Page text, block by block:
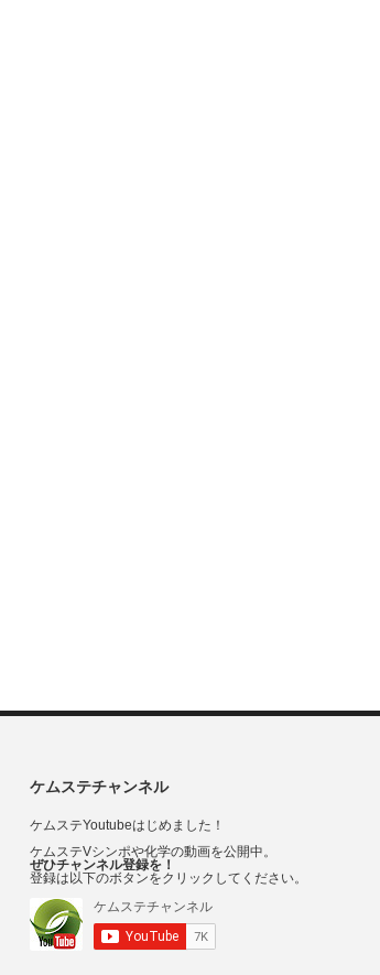
ケムステチャンネル
ケムステYoutubeはじめました！
ケムステVシンポや化学の動画を公開中。
ぜひチャンネル登録を！
登録は以下のボタンをクリックしてください。